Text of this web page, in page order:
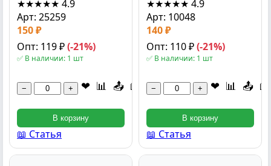
★★★★★ 4.9
Арт: 25259
150 ₽
Опт: 119 ₽(-21%)
✅ В наличии: 1 шт
− + ❤ 📊 📤 📖
В корзину
📖 Статья
★★★★★ 4.9
Арт: 10048
140 ₽
Опт: 110 ₽(-21%)
✅ В наличии: 1 шт
− + ❤ 📊 📤 📖
В корзину
📖 Статья